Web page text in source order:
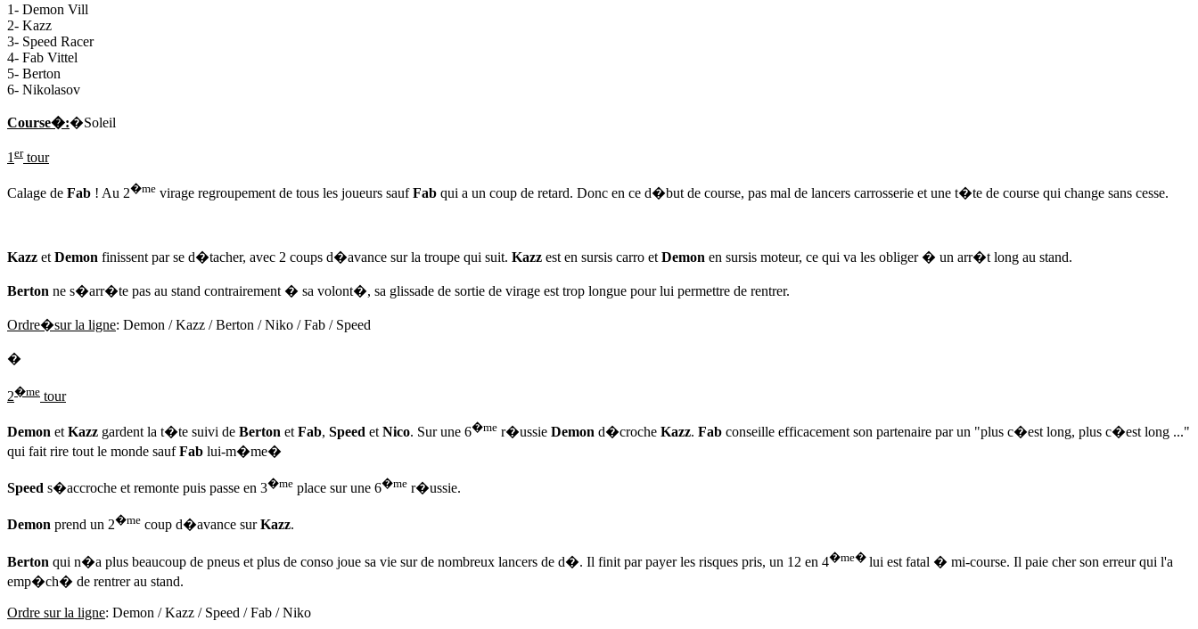
1- Demon Vill
2- Kazz
3- Speed Racer
4- Fab Vittel
5- Berton
6- Nikolasov
Course�:�Soleil
1 ertour
Calage de Fab ! Au 2�me virage regroupement de tous les joueurs saufFab qui a un coup de retard. Donc en ce d�but de course, pas mal de lancers carrosserie et une t�te de course qui change sans cesse.
Kazz etDemon finissent par se d�tacher, avec 2 coups d�avance sur la troupe qui suit. Kazz est en sursis carro etDemon en sursis moteur, ce qui va les obliger � un arr�t long au stand.
Berton ne s�arr�te pas au stand contrairement � sa volont�, sa glissade de sortie de virage est trop longue pour lui permettre de rentrer.
Ordre�sur la ligne: Demon / Kazz / Berton / Niko / Fab / Speed
�
2�me tour
Demon et Kazz gardent la t�te suivi de Berton et Fab, Speed et Nico. Sur une 6�me r�ussie Demon d�croche Kazz. Fab conseille efficacement son partenaire par un "plus c�est long, plus c�est long ..."
qui fait rire tout le monde saufFab lui-m�me�
Speed s�accroche et remonte puis passe en 3�me place sur une 6�me r�ussie.
Demon prend un 2�me coup d�avance surKazz.
Berton qui n�a plus beaucoup de pneus et plus de conso joue sa vie sur de nombreux lancers de d�. Il finit par payer les risques pris, un 12 en 4�me� lui est fatal � mi-course. Il paie cher son erreur qui l'a
emp�ch� de rentrer au stand.
Ordre sur la ligne: Demon / Kazz / Speed / Fab / Niko